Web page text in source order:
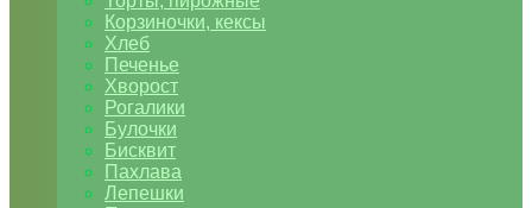
Корзиночки, кексы
Хлеб
Печенье
Хворост
Рогалики
Булочки
Бисквит
Пахлава
Лепешки